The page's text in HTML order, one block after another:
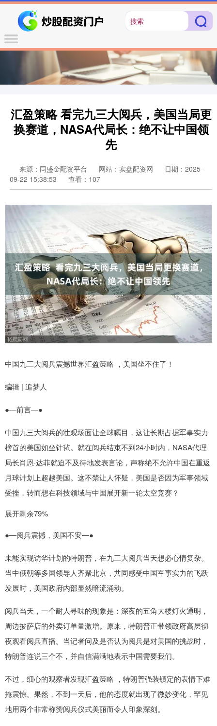
汇盈策略 看完九三大阅兵，美国当局更
换赛道，NASA代局长：绝不让中国领
先
来源：同盛金配资平台 网站：实盘配资网
日期：2025-
09-22 15:38:53
查看：107
中国九三大阅兵震撼世界汇盈策略 ，美国坐不住了！
编辑 | 追梦人
●—前言—●
中国九三大阅兵的壮观场面让全球瞩目，这让长期占据军事实力
榜首的美国如坐针毡。就在阅兵结束不到24小时内，NASA代理
局长肖恩·达菲就迫不及待地发表言论，声称绝不允许中国在重返
月球计划上超越美国。这不禁让人怀疑，美国是否因为军事领域
受挫，转而想在科技领域与中国展开新一轮太空竞赛？
展开剩余79%
●—阅兵震撼，美国不安—●
未能实现访华计划的特朗普，在九三大阅兵当天想必心情复杂。
当中俄朝等多国领导人齐聚北京，共同感受中国军事实力的飞跃
发展时，美国政府内部显然暗流涌动。
阅兵当天，一个耐人寻味的现象是：深夜的五角大楼灯火通明，
周边披萨店的外卖订单量激增。原来，特朗普正带领政府高层彻
夜观看阅兵直播。当记者问及是否认为阅兵是对美国的挑战时，
特朗普连说三个不，并自信满满地表示中国需要我们。
不过，细心的观察者发现汇盈策略 ，特朗普强装镇定的表情下难
掩震惊。果然，不到一天后，他的态度就出现了微妙变化，罕见
地用两个非常称赞阅兵仪式美丽而令人印象深刻。